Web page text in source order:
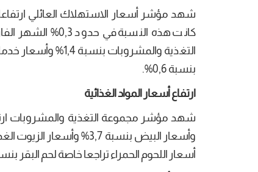
كانت هذه
بنسبة 0,6%.
ارتفاع أسعار المواد الغذائية
أسعار اللحوم الحمراء تراجعا خاصة لحم البقر بنسبة